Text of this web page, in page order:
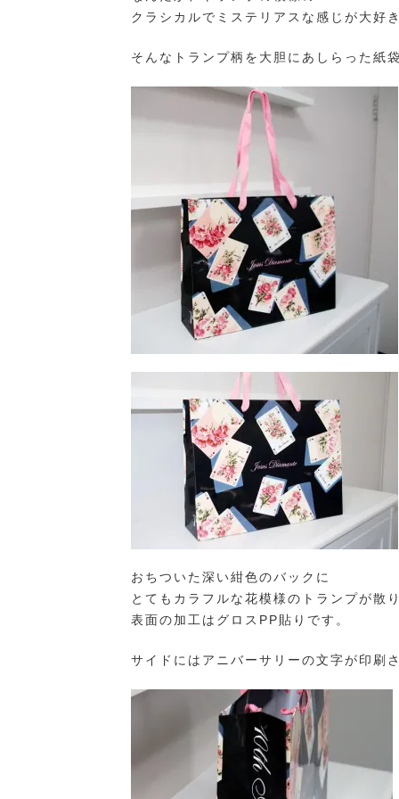
クラシカルでミステリアスな感じが大好
そんなトランプ柄を大胆にあしらった紙
おちついた深い紺色のバックに
とてもカラフルな花模様のトランプが散
表面の加工はグロスPP貼りです。
サイドにはアニバーサリーの文字が印刷